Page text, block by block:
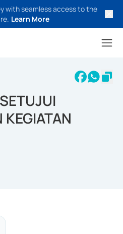
with seamless access to the
Learn More